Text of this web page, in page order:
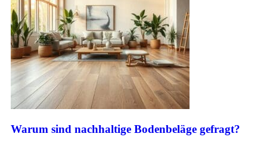
Warum sind nachhaltige Bodenbeläge gefragt?